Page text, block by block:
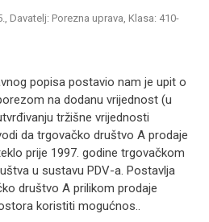
Davatelj: Porezna uprava, Klasa: 410-
popisa postavio nam je upit o
na dodanu vrijednost (u
tržišne vrijednosti
da trgovačko društvo A prodaje
prije 1997. godine trgovačkom
u sustavu PDV-a. Postavlja
društvo A prilikom prodaje
koristiti mogućnos..